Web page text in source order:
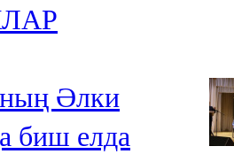
Әлки
биш елда